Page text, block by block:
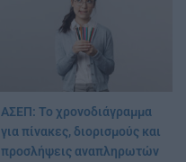
ΑΣΕΠ: Το χρονοδιάγραμμα
για πίνακες, διορισμούς και
προσλήψεις αναπληρωτών